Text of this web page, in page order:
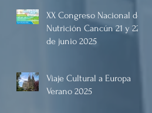
XX Congreso Nacional de
Nutrición Cancún 21 y 22
de junio 2025
Viaje Cultural a Europa
Verano 2025